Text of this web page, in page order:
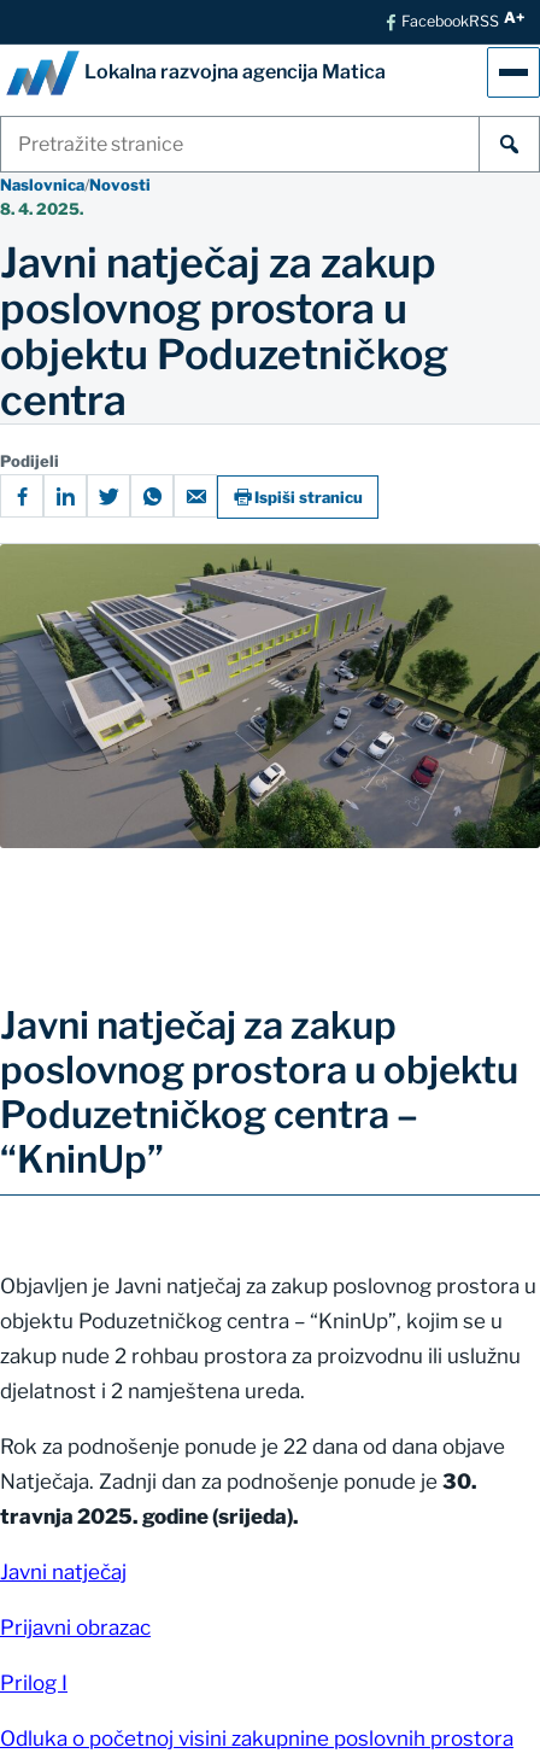
FacebookRSS A+
Lokalna razvojna agencija Matica
Naslovnica/Novosti
8. 4. 2025.
Javni natječaj za zakup
poslovnog prostora u
objektu Poduzetničkog
centra
Podijeli
Ispiši stranicu
Javni natječaj za zakup
poslovnog prostora u objektu
Poduzetničkog centra –
“KninUp”
Objavljen je Javni natječaj za zakup poslovnog prostora u
objektu Poduzetničkog centra – “KninUp”, kojim se u
zakup nude 2 rohbau prostora za proizvodnu ili uslužnu
djelatnost i 2 namještena ureda.
Rok za podnošenje ponude je 22 dana od dana objave
Natječaja. Zadnji dan za podnošenje ponude je 30.
travnja 2025. godine (srijeda).
Javni natječaj
Prijavni obrazac
Prilog I
Odluka o početnoj visini zakupnine poslovnih prostora